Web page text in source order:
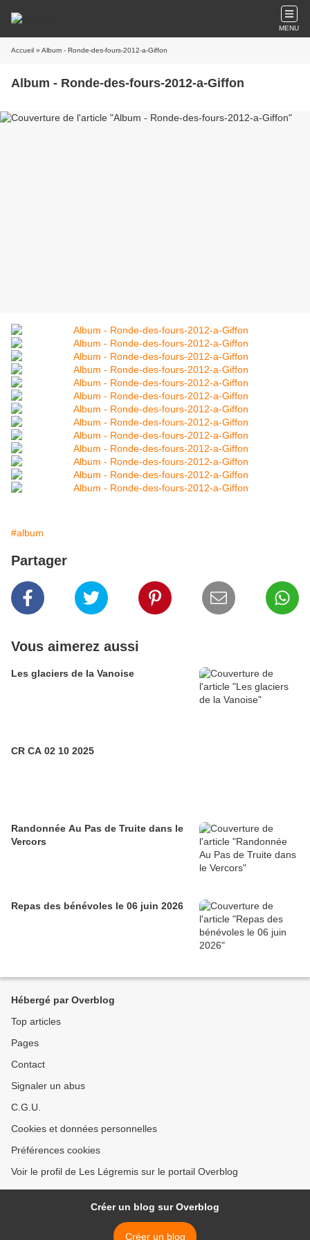
MENU
Accueil » Album - Ronde-des-fours-2012-a-Giffon
Album - Ronde-des-fours-2012-a-Giffon
#album
Partager
Vous aimerez aussi
Les glaciers de la Vanoise
CR CA 02 10 2025
Randonnée Au Pas de Truite dans le
Vercors
Repas des bénévoles le 06 juin 2026
Hébergé par Overblog
Top articles
Pages
Contact
Signaler un abus
C.G.U.
Cookies et données personnelles
Préférences cookies
Voir le profil de Les Légremis sur le portail Overblog
Créer un blog sur Overblog
Créer un blog